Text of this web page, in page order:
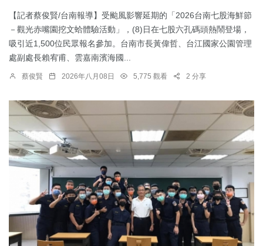
【記者蔡俊賢/台南報導】受颱風影響延期的「2026台南七股海鮮節
－觀光赤嘴園挖文蛤體驗活動」，(8)日在七股六孔碼頭熱鬧登場，
吸引近1,500位民眾報名參加。台南市長黃偉哲、台江國家公園管理
處副處長賴宥甫、雲嘉南濱海國...
蔡俊賢 2026年八月08日 5,775 觀看 2 分享